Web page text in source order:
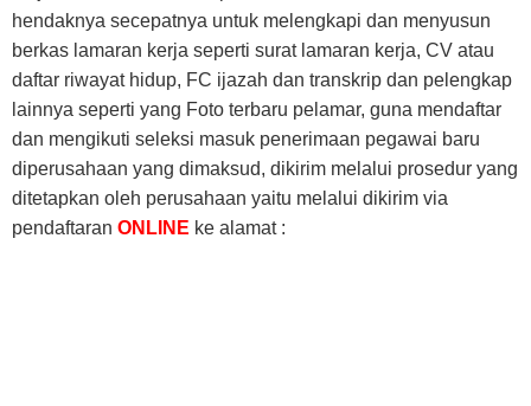
hendaknya secepatnya untuk melengkapi dan menyusun
berkas lamaran kerja seperti surat lamaran kerja, CV atau
daftar riwayat hidup, FC ijazah dan transkrip dan pelengkap
lainnya seperti yang Foto terbaru pelamar, guna mendaftar
dan mengikuti seleksi masuk penerimaan pegawai baru
diperusahaan yang dimaksud, dikirim melalui prosedur yang
ditetapkan oleh perusahaan yaitu melalui dikirim via
pendaftaran ONLINE ke alamat :